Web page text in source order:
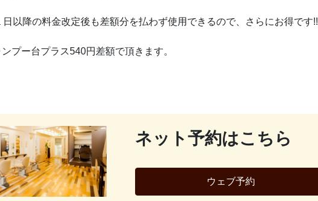
以降の料金改定後も差額分を払わず使用できるので、さらにお得です!!
プー台プラス540円差額で頂きます。
ネット予約はこちら
ウェブ予約